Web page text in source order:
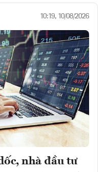
10:19, 10/08/2026
nhà đầu tư